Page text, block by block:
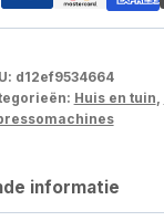
d12ef9534664
Huis en tuin
informatie